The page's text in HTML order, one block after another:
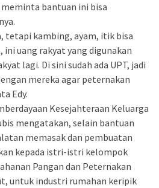
bantuan ini bisa
tetapi kambing, ayam, itik bisa
ini uang rakyat yang digunakan
lagi. Di sini sudah ada UPT, jadi
mereka agar peternakan
Edy.
Kesejahteraan Keluarga
mengatakan, selain bantuan
memasak dan pembuatan
kepada istri-istri kelompok
Pangan dan Peternakan
untuk industri rumahan keripik